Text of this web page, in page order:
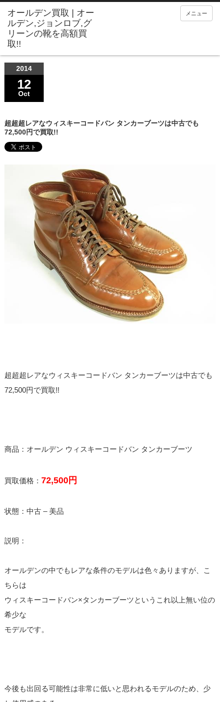
メニュー
2014
12
Oct
超超超レアなウィスキーコードバン タンカーブーツは中古でも
72,500円で買取!!
超超超レアなウィスキーコードバン タンカーブーツは中古でも
72,500円で買取!!
商品：オールデン ウィスキーコードバン タンカーブーツ
買取価格： 72,500円
状態：中古 – 美品
説明：
オールデンの中でもレアな条件のモデルは色々ありますが、こ
ちらは
ウィスキーコードバン×タンカーブーツというこれ以上無い位の
希少な
モデルです。
今後も出回る可能性は非常に低いと思われるモデルのため、少